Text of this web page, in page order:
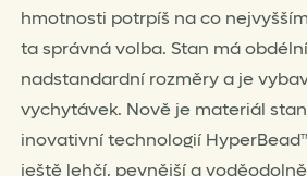
hmotnosti potrpíš na co
ta správná volba. Stan má
nadstandardní rozměry a je
vychytávek. Nově je materiál
inovativní technologií
ještě lehčí, pevnější a